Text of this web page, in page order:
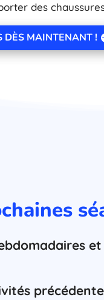
des
DÈS MAINTENANT !
et